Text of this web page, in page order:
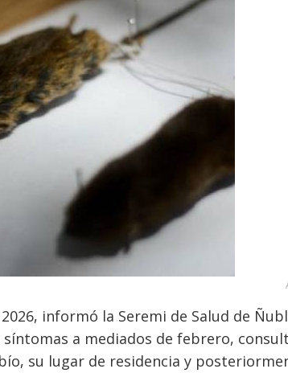
informó la Seremi de Salud de
a mediados de febrero,
su lugar de residencia y